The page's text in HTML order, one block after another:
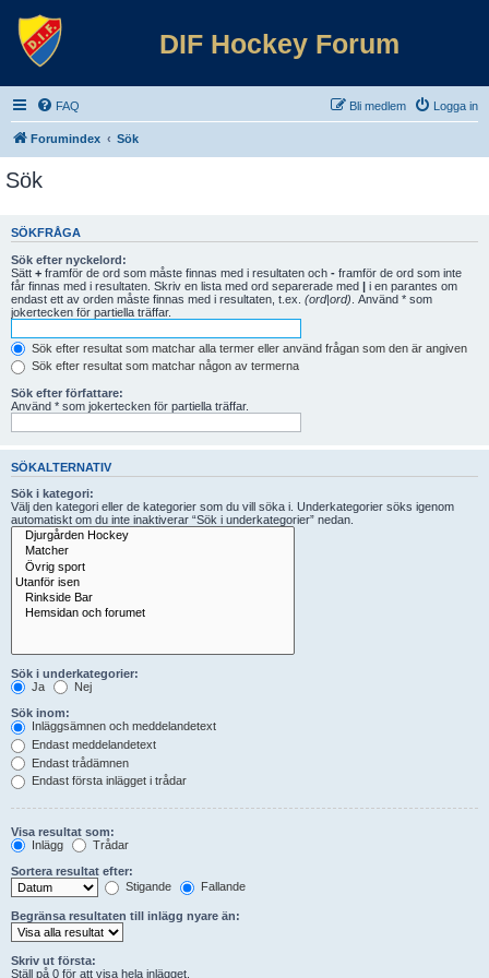
DIF Hockey Forum
FAQ Logga in
Bli medlem
Forumindex Sök
Sök
SÖKFRÅGA
Sök efter nyckelord:
Sätt + framför de ord som måste finnas med i resultaten och - framför de ord som inte
får finnas med i resultaten. Skriv en lista med ord separerade med | i en parantes om
endast ett av orden måste finnas med i resultaten, t.ex. (ord|ord) . Använd * som
jokertecken för partiella träffar.
Sök efter resultat som matchar alla termer eller använd frågan som den är angiven
Sök efter resultat som matchar någon av termerna
Sök efter författare:
Använd * som jokertecken för partiella träffar.
SÖKALTERNATIV
Sök i kategori:
Välj den kategori eller de kategorier som du vill söka i. Underkategorier söks igenom
automatiskt om du inte inaktiverar “Sök i underkategorier” nedan.
Sök i underkategorier:
Ja
Nej
Sök inom:
Inläggsämnen och meddelandetext
Endast meddelandetext
Endast trådämnen
Endast första inlägget i trådar
Visa resultat som:
Inlägg
Trådar
Sortera resultat efter:
Stigande
Fallande
Begränsa resultaten till inlägg nyare än:
Skriv ut första:
Ställ på 0 för att visa hela inlägget.